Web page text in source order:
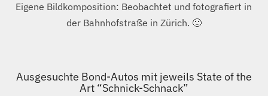
Eigene Bildkomposition: Beobachtet und fotografiert in
der Bahnhofstraße in Zürich. 🙂
Ausgesuchte Bond-Autos mit jeweils State of the
Art “Schnick-Schnack”